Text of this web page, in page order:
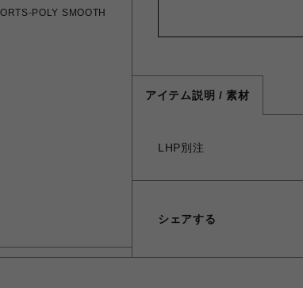
POLY SMOOTH
アイテム説明 / 素材
LHP別注
シェアする